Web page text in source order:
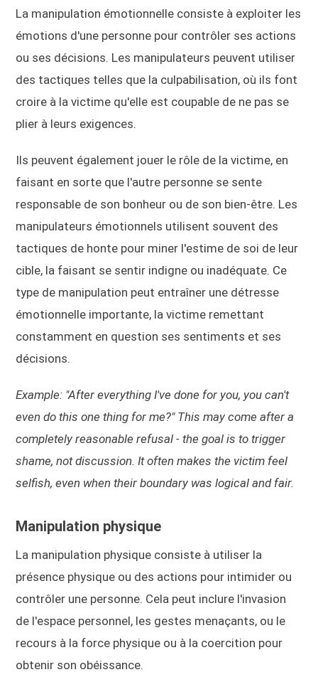
La manipulation émotionnelle consiste à exploiter les
émotions d'une personne pour contrôler ses actions
ou ses décisions. Les manipulateurs peuvent utiliser
des tactiques telles que la culpabilisation, où ils font
croire à la victime qu'elle est coupable de ne pas se
plier à leurs exigences.
Ils peuvent également jouer le rôle de la victime, en
faisant en sorte que l'autre personne se sente
responsable de son bonheur ou de son bien-être. Les
manipulateurs émotionnels utilisent souvent des
tactiques de honte pour miner l'estime de soi de leur
cible, la faisant se sentir indigne ou inadéquate. Ce
type de manipulation peut entraîner une détresse
émotionnelle importante, la victime remettant
constamment en question ses sentiments et ses
décisions.
Example: "After everything I've done for you, you can't
even do this one thing for me?" This may come after a
completely reasonable refusal - the goal is to trigger
shame, not discussion. It often makes the victim feel
selfish, even when their boundary was logical and fair.
Manipulation physique
La manipulation physique consiste à utiliser la
présence physique ou des actions pour intimider ou
contrôler une personne. Cela peut inclure l'invasion
de l'espace personnel, les gestes menaçants, ou le
recours à la force physique ou à la coercition pour
obtenir son obéissance.